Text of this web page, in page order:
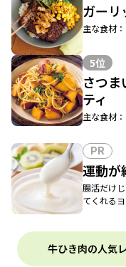
ガーリ
主な食材
5位
さつま
ティ
主な食材
PR
運動
腸活だけ
てくれる
牛ひき肉の人気